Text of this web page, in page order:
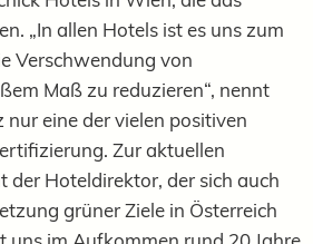
„In allen Hotels ist es uns zum
Verschwendung von
Maß zu reduzieren“, nennt
eine der vielen positiven
Zur aktuellen
der Hoteldirektor, der sich auch
grüner Ziele in Österreich